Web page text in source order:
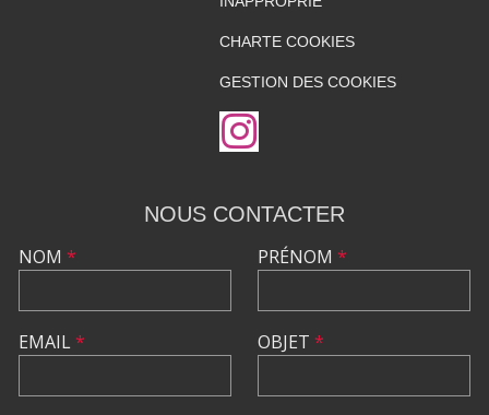
CHARTE COOKIES
GESTION DES COOKIES
NOUS CONTACTER
NOM *
EMAIL*
PRÉNOM *
OBJET *